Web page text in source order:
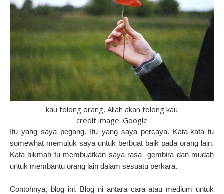
kau tolong orang, Allah akan tolong kau
credit image: Google
Itu yang saya pegang. Itu yang saya percaya. Kata-kata tu
somewhat memujuk saya untuk berbuat baik pada orang lain.
Kata hikmah tu membuatkan saya rasa gembira dan mudah
untuk membantu orang lain dalam sesuatu perkara.
Contohnya, blog ini. Blog ni antara cara atau medium untuk